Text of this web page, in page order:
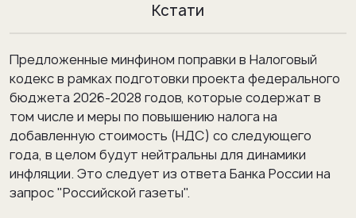
Кстати
Предложенные минфином поправки в Налоговый
кодекс в рамках подготовки проекта федерального
бюджета 2026-2028 годов, которые содержат в
том числе и меры по повышению налога на
добавленную стоимость (НДС) со следующего
года, в целом будут нейтральны для динамики
инфляции. Это следует из ответа Банка России на
запрос "Российской газеты".